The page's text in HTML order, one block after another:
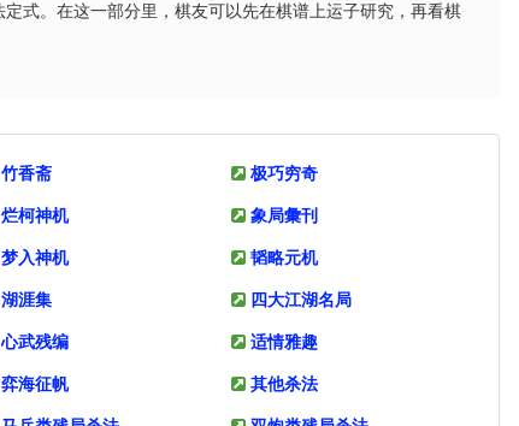
式。在这一部分里，棋友可以先在棋谱上运子研究，再看棋
竹香斋 极巧穷奇
烂柯神机 象局彙刊
梦入神机 韬略元机
湖涯集 四大江湖名局
心武残编 适情雅趣
弈海征帆 其他杀法